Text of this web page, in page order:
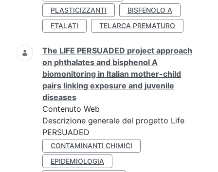
PLASTICIZZANTI
BISFENOLO A
FTALATI
TELARCA PREMATURO
The LIFE PERSUADED project approach
on phthalates and bisphenol A
biomonitoring in Italian mother-child
pairs linking exposure and juvenile
diseases
Contenuto Web
Descrizione generale del progetto Life
PERSUADED
CONTAMINANTI CHIMICI
EPIDEMIOLOGIA